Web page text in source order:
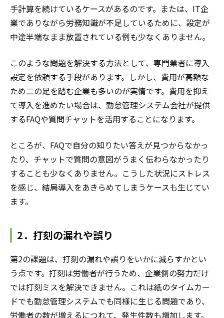
手計算を続けているケースがあるのです。または、IT企
業でありながら労務知識が不足しているために、設定が
中途半端なまま放置されている例も少なくありません。
このような問題を解決する方法として、専門業者に導入
設定を依頼する手段があります。しかし、費用が高額な
ため二の足を踏む企業も多いのが実情です。費用を抑え
て導入を進めたい場合は、勤怠管理システム会社が提供
するFAQや質問チャットを活用することになります。
ところが、FAQで自分の知りたい答えが見つからなかっ
たり、チャットで質問の意図がうまく伝わらなかったり
することも少なくありません。こうした状況にストレス
を感じ、結局導入をあきらめてしまうケースも生じてい
ます。
2．打刻の漏れや誤り
第2の課題は、打刻の漏れや誤りをいかに減らすかとい
う点です。打刻は労働者が行うため、企業側の努力だけ
では打刻ミスを解決できません。これは紙のタイムカー
ドでも勤怠管理システムでも同様に生じる問題であり、
労働者の数が増えるにつれて、発生件数も増加します。